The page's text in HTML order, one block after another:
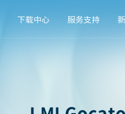
下载中心 服务支持